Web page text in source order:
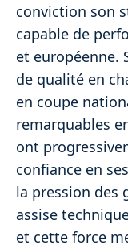
conviction son
capable de
et européenne.
de qualité en
en coupe
remarquables
ont
confiance en
la pression des
assise
et cette force